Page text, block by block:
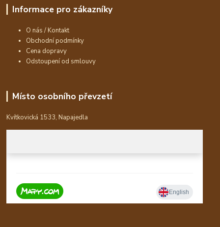
Informace pro zákazníky
O nás / Kontakt
Obchodní podmínky
Cena dopravy
Odstoupení od smlouvy
Místo osobního převzetí
Kvítkovická 1533, Napajedla